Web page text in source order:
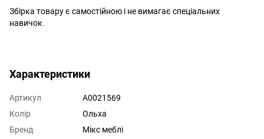
Збірка товару є самостійною і не вимагає спеціальних
навичок.
Характеристики
Артикул
А0021569
Колір
Ольха
Бренд
Мікс меблі